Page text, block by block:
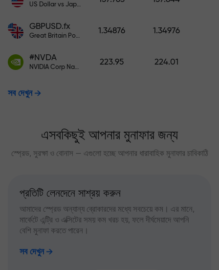
US Dollar vs Japanese Yen
GBPUSD.fx
Great Britain Pound vs US Dollar
1.34876 1.34976
#NVDA
NVIDIA Corp Nasdaq Stock Exchange (Nasdaq) USD
223.95 224.01
সব দেখুন
এসবকিছুই আপনার মুনাফার জন্য
স্প্রেড, সুরক্ষা ও বোনাস — এগুলো হচ্ছে আপনার ধারাবাহিক মুনাফার চাবিকাঠি
প্রতিটি লেনদেনে সাশ্রয় করুন
আমাদের স্প্রেড অন্যান্য ব্রোকারদের মধ্যে সবচেয়ে কম। এর মানে,
মার্কেটে এন্ট্রি ও এক্সিটের সময় কম খরচ হয়, ফলে দীর্ঘমেয়াদে আপনি
বেশি মুনাফা করতে পারেন।
সব দেখুন